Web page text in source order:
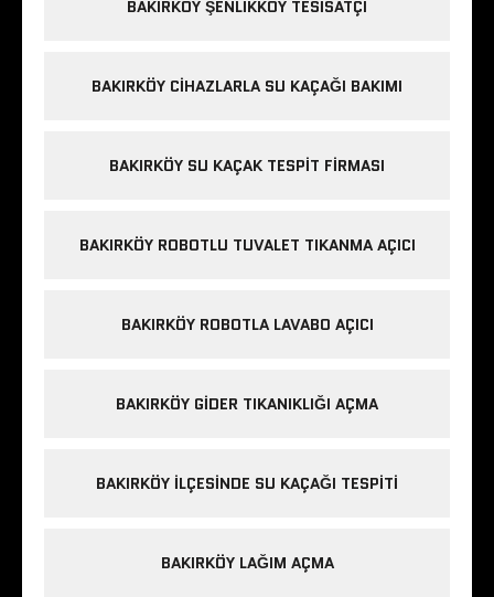
BAKIRKÖY ŞENLIKKÖY TESISATÇI
BAKIRKÖY CIHAZLARLA SU KAÇAĞI BAKIMI
BAKIRKÖY SU KAÇAK TESPIT FIRMASI
BAKIRKÖY ROBOTLU TUVALET TIKANMA AÇICI
BAKIRKÖY ROBOTLA LAVABO AÇICI
BAKIRKÖY GIDER TIKANIKLIĞI AÇMA
BAKIRKÖY ILÇESINDE SU KAÇAĞI TESPITI
BAKIRKÖY LAĞIM AÇMA